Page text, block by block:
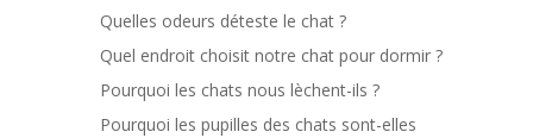
Quelles odeurs déteste le chat ?
Quel endroit choisit notre chat pour dormir ?
Pourquoi les chats nous lèchent-ils ?
Pourquoi les pupilles des chats sont-elles